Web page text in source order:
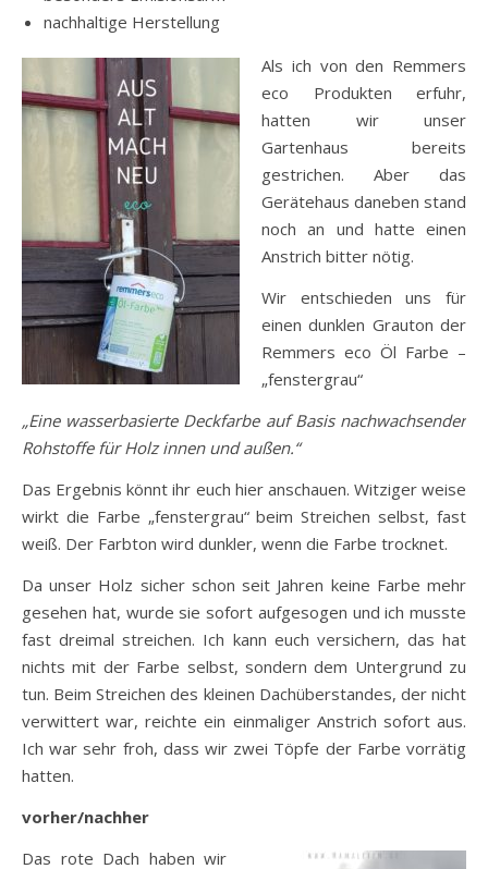
nachhaltige Herstellung
Als ich von den Remmers
eco Produkten erfuhr,
hatten wir unser
Gartenhaus bereits
gestrichen. Aber das
Gerätehaus daneben stand
noch an und hatte einen
Anstrich bitter nötig.
Wir entschieden uns für
einen dunklen Grauton der
Remmers eco Öl Farbe –
„fenstergrau“
„Eine wasserbasierte Deckfarbe auf Basis nachwachsender
Rohstoffe für Holz innen und außen.“
Das Ergebnis könnt ihr euch hier anschauen. Witziger weise
wirkt die Farbe „fenstergrau“ beim Streichen selbst, fast
weiß. Der Farbton wird dunkler, wenn die Farbe trocknet.
Da unser Holz sicher schon seit Jahren keine Farbe mehr
gesehen hat, wurde sie sofort aufgesogen und ich musste
fast dreimal streichen. Ich kann euch versichern, das hat
nichts mit der Farbe selbst, sondern dem Untergrund zu
tun. Beim Streichen des kleinen Dachüberstandes, der nicht
verwittert war, reichte ein einmaliger Anstrich sofort aus.
Ich war sehr froh, dass wir zwei Töpfe der Farbe vorrätig
hatten.
vorher/nachher
Das rote Dach haben wir